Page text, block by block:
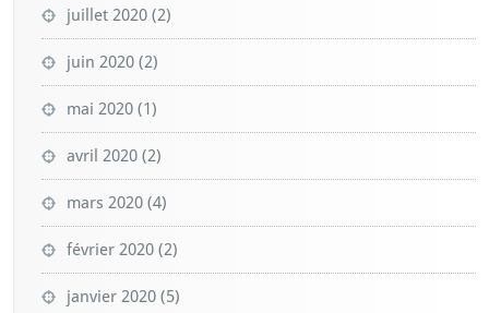
juillet 2020 (2)
juin 2020 (2)
mai 2020 (1)
avril 2020 (2)
mars 2020 (4)
février 2020 (2)
janvier 2020 (5)